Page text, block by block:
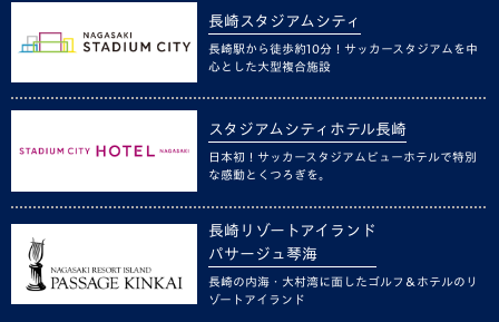
長崎スタジアムシティ
長崎駅から徒歩約10分！サッカースタジアムを中
心とした大型複合施設
スタジアムシティホテル長崎
日本初！サッカースタジアムビューホテルで特別
な感動とくつろぎを。
長崎リゾートアイランド
パサージュ琴海
長崎の内海・大村湾に面したゴルフ＆ホテルのリ
ゾートアイランド